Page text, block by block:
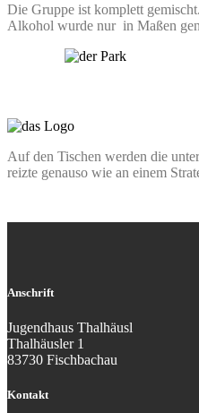
Die Gruppe ist komplett
Alkohol wurde nur in Maßen
Auf den Tischen werden die
reizte genauso wie an einem
Anschrift
Jugendhaus Thalhäusl
Thalhäusler 1
83730 Fischbachau
Kontakt